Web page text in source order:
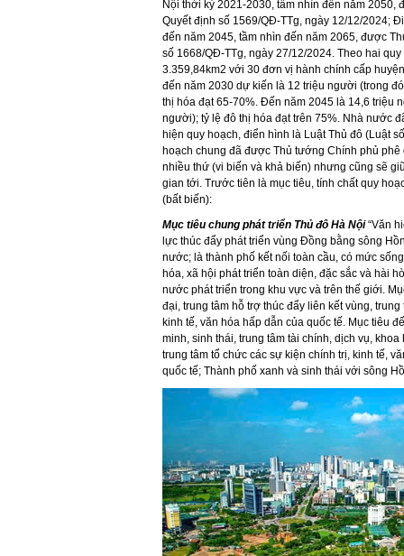
Nội thời kỳ 2021-2030, tầm nhìn đến năm
Quyết định số 1569/QĐ-TTg, ngày 12/12/2024;
đến năm 2045, tầm nhìn đến năm 2065, được
số 1668/QĐ-TTg, ngày 27/12/2024. Theo hai
3.359,84km2 với 30 đơn vị hành chính cấp
đến năm 2030 dự kiến là 12 triệu người (trong
thị hóa đạt 65-70%. Đến năm 2045 là 14,6 triệu
người); tỷ lệ đô thị hóa đạt trên 75%. Nhà nước
hiện quy hoạch, điển hình là Luật Thủ đô (Luật
hoạch chung đã được Thủ tướng Chính phủ
nhiều thứ (vi biến và khả biến) nhưng cũng sẽ
gian tới. Trước tiên là mục tiêu, tính chất quy
(bất biến):
Mục tiêu chung phát triển Thủ đô Hà Nội“Văn
lực thúc đẩy phát triển vùng Đồng bằng sông
nước; là thành phố kết nối toàn cầu, có mức
hóa, xã hội phát triển toàn diện, đặc sắc và hài
nước phát triển trong khu vực và trên thế giới.
đại, trung tâm hỗ trợ thúc đẩy liên kết vùng,
kinh tế, văn hóa hấp dẫn của quốc tế. Mục tiêu
minh, sinh thái, trung tâm tài chính, dịch vụ,
trung tâm tổ chức các sự kiện chính trị, kinh tế,
quốc tế; Thành phố xanh và sinh thái với sông